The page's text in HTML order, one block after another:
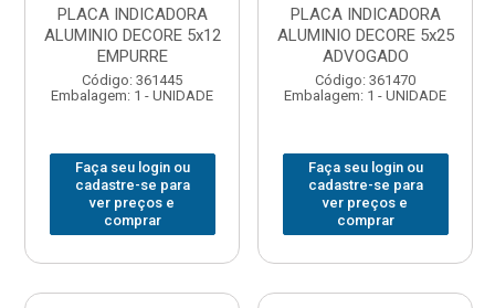
PLACA INDICADORA
ALUMINIO DECORE 5x12
EMPURRE
Código: 361445
Embalagem: 1 - UNIDADE
Faça seu login ou
cadastre-se para
ver preços e
comprar
PLACA INDICADORA
ALUMINIO DECORE 5x25
ADVOGADO
Código: 361470
Embalagem: 1 - UNIDADE
Faça seu login ou
cadastre-se para
ver preços e
comprar